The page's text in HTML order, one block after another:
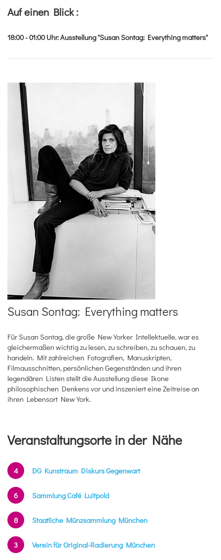
Auf einen Blick :
18:00 - 01:00Uhr:Ausstellung "Susan Sontag: Everything matters"
Susan Sontag: Everything matters
Für Susan Sontag, die große New Yorker Intellektuelle, war es
gleichermaßen wichtig zu lesen, zu schreiben, zu schauen, zu
handeln. Mit zahlreichen Fotografien, Manuskripten,
Filmausschnitten, persönlichen Gegenständen und ihren
legendären Listen stellt die Ausstellung diese Ikone
philosophischen Denkens vor und inszeniert eine Zeitreise an
ihren Lebensort New York.
Veranstaltungsorte in der Nähe
4 DG Kunstraum Diskurs Gegenwart
6 Sammlung Café Luitpold
8 Staatliche Münzsammlung München
3 Verein für Original-Radierung München